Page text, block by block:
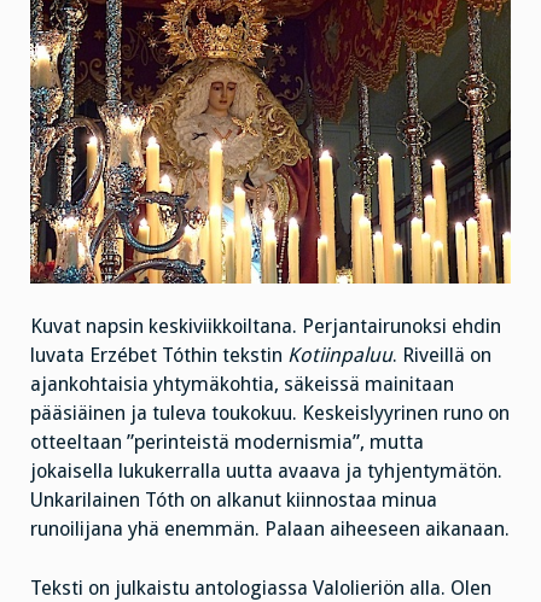
Kuvat napsin keskiviikkoiltana. Perjantairunoksi ehdin
luvata Erzébet Tóthin tekstin Kotiinpaluu. Riveillä on
ajankohtaisia yhtymäkohtia, säkeissä mainitaan
pääsiäinen ja tuleva toukokuu. Keskeislyyrinen runo on
otteeltaan ”perinteistä modernismia”, mutta
jokaisella lukukerralla uutta avaava ja tyhjentymätön.
Unkarilainen Tóth on alkanut kiinnostaa minua
runoilijana yhä enemmän. Palaan aiheeseen aikanaan.
Teksti on julkaistu antologiassa Valolieriön alla. Olen